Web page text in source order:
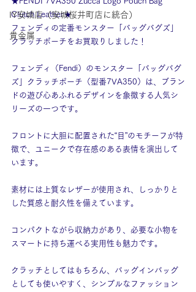
IY安城店（安城桜井町店に統合）
貴金属
Clutch Leather★
フェンディの定番モンスター「バッグバグズ」
クラッチポーチをお買取りしました！
フェンディ（Fendi）のモンスター「バッグバグ
ズ」クラッチポーチ（型番7VA350）は、ブラン
ドの遊び心あふれるデザインを象徴する人気シ
リーズの一つです。
フロントに大胆に配置された“目”のモチーフが特
徴で、ユニークで存在感のある表情を演出して
います。
素材には上質なレザーが使用され、しっかりと
した質感と耐久性を備えています。
コンパクトながら収納力があり、必要な小物を
スマートに持ち運べる実用性も魅力です。
クラッチとしてはもちろん、バッグインバッグ
としても使いやすく、シンプルなファッション